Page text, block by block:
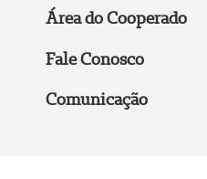
Área do Cooperado
Fale Conosco
Comunicação